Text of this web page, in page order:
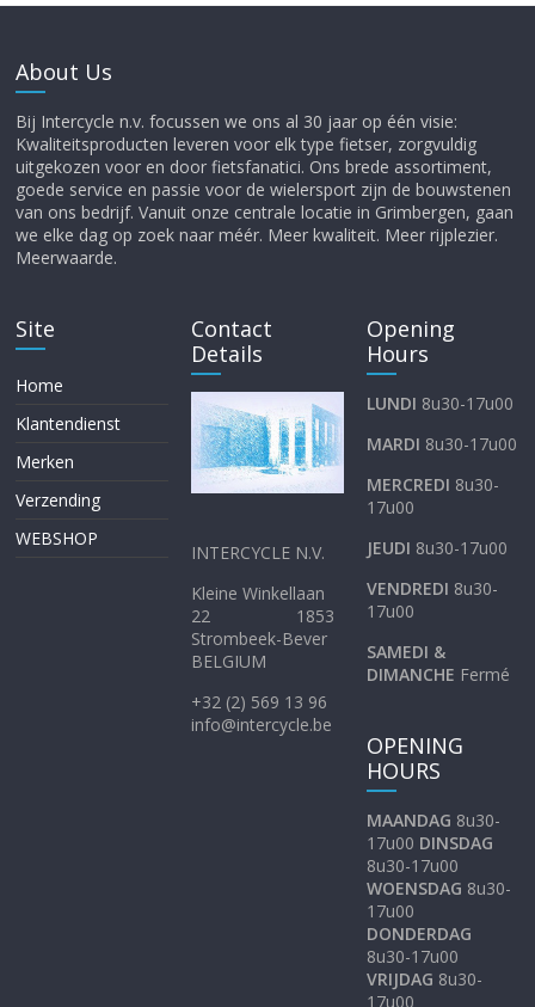
About Us
Bij Intercycle n.v. focussen we ons al 30 jaar op één visie:
Kwaliteitsproducten leveren voor elk type fietser, zorgvuldig
uitgekozen voor en door fietsfanatici. Ons brede assortiment,
goede service en passie voor de wielersport zijn de bouwstenen
van ons bedrijf. Vanuit onze centrale locatie in Grimbergen, gaan
we elke dag op zoek naar méér. Meer kwaliteit. Meer rijplezier.
Meerwaarde.
Site
Home
Klantendienst
Merken
Verzending
WEBSHOP
Contact
Details
INTERCYCLE N.V.
Kleine Winkellaan
22 1853
Strombeek-Bever
BELGIUM
+32 (2) 569 13 96
info@intercycle.be
Opening
Hours
LUNDI 8u30-17u00
MARDI 8u30-17u00
MERCREDI 8u30-
17u00
JEUDI 8u30-17u00
VENDREDI 8u30-
17u00
SAMEDI &
DIMANCHE Fermé
OPENING
HOURS
MAANDAG 8u30-
17u00 DINSDAG
8u30-17u00
WOENSDAG 8u30-
17u00
DONDERDAG
8u30-17u00
VRIJDAG 8u30-
17u00